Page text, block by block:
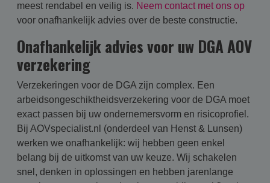
meest rendabel en veilig is. Neem contact met ons op
voor onafhankelijk advies over de beste constructie.
Onafhankelijk advies voor uw DGA AOV
verzekering
Verzekeringen voor de DGA zijn complex. Een
arbeidsongeschiktheidsverzekering voor de DGA moet
exact passen bij uw ondernemersvorm en risicoprofiel.
Bij AOVspecialist.nl (onderdeel van Henst & Lunsen)
werken we onafhankelijk: wij hebben geen enkel
belang bij de uitkomst van uw keuze. Wij schakelen
snel, denken in oplossingen en hebben jarenlange